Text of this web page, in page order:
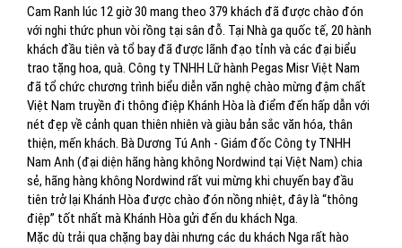
Cam Ranh lúc 12 giờ 30 mang theo 379 khách đã được chào đón
với nghi thức phun vòi rồng tại sân đỗ. Tại Nhà ga quốc tế, 20 hành
khách đầu tiên và tổ bay đã được lãnh đạo tỉnh và các đại biểu
trao tặng hoa, quà. Công ty TNHH Lữ hành Pegas Misr Việt Nam
đã tổ chức chương trình biểu diễn văn nghệ chào mừng đậm chất
Việt Nam truyền đi thông điệp Khánh Hòa là điểm đến hấp dẫn với
nét đẹp về cảnh quan thiên nhiên và giàu bản sắc văn hóa, thân
thiện, mến khách. Bà Dương Tú Anh - Giám đốc Công ty TNHH
Nam Anh (đại diện hãng hàng không Nordwind tại Việt Nam) chia
sẻ, hãng hàng không Nordwind rất vui mừng khi chuyến bay đầu
tiên trở lại Khánh Hòa được chào đón nồng nhiệt, đây là “thông
điệp” tốt nhất mà Khánh Hòa gửi đến du khách Nga.
Mặc dù trải qua chặng bay dài nhưng các du khách Nga rất hào